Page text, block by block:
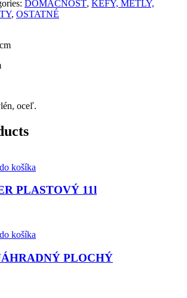
DOMÁCNOSŤ, KEFY, METLY,
, OSTATNÉ
oceľ.
košíka
PLASTOVÝ 11l
košíka
PLOCHÝ